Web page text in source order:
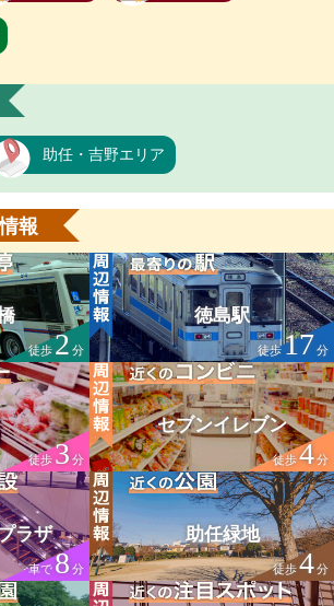
助任・吉野エリア
報
徒歩2 分
徳島駅
徒歩17分
徒歩3分
セブンイレブン
徒歩4分
ラザ
車で8分
助任緑地
徒歩4分